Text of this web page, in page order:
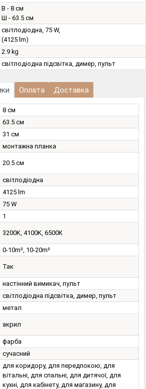
В - 8 см
Ш - 63.5 см
світлодіодна, 75 W,
(4125 lm)
2.9 kg
світлодіодна підсвітка, димер, пульт
Оплата Доставка
8 см
63.5 см
31 см
монтажна планка
20.5 см
світлодіодна
4125 lm
75 W
1
3200K, 4100K, 6500K
0-10m², 10-20m²
Так
настінний вимикач, пульт
світлодіодна підсвітка, димер, пульт
метал
акрил
фарба
сучасний
для коридору, для передпокою, для
вітальні, для спальні, для дитячої, для
кухні, для кабінету, для магазину, для